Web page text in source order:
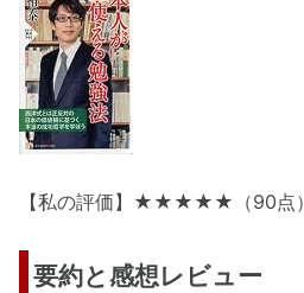
【私の評価】★★★★★（90点）
要約と感想レビュー